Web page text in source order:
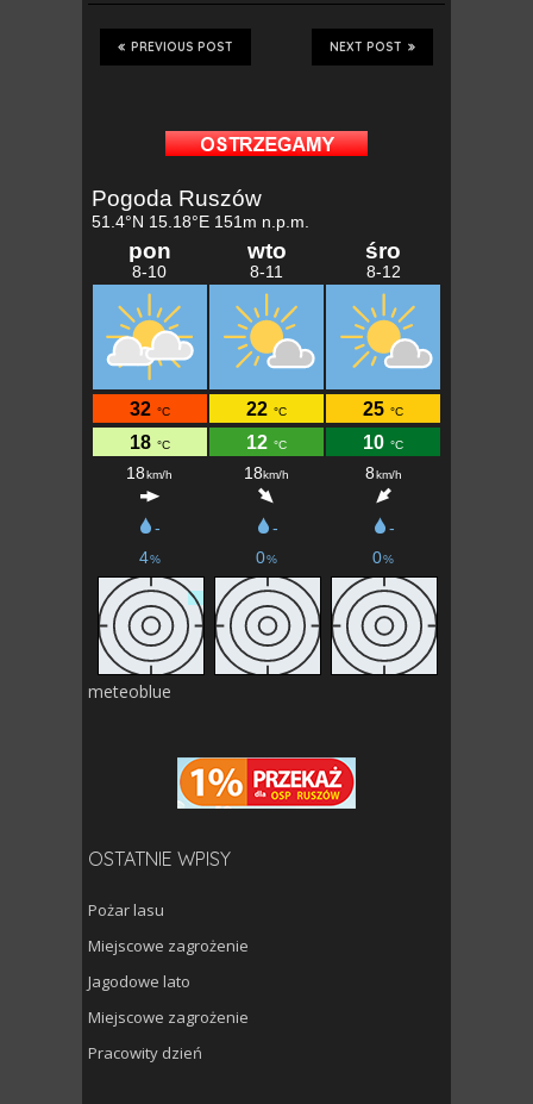
NEXT POST
PREVIOUS POST
meteoblue
OSTATNIE WPISY
Pożar lasu
Miejscowe zagrożenie
Jagodowe lato
Miejscowe zagrożenie
Pracowity dzień